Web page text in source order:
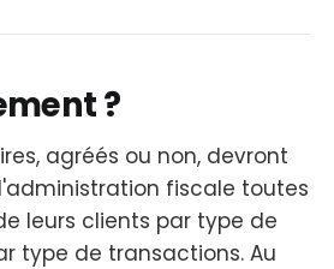
?
agréés ou non, devront
fiscale toutes
leurs clients par type de
type de transactions. Au